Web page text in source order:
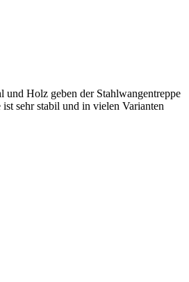
Holz geben der Stahlwangentreppe
sehr stabil und in vielen Varianten